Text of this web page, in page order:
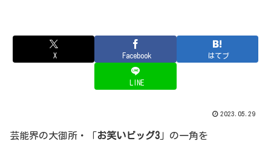
X Facebook はてブ
LINE
2023.05.29
芸能界の大御所・「お笑いビッグ3 」の一角を